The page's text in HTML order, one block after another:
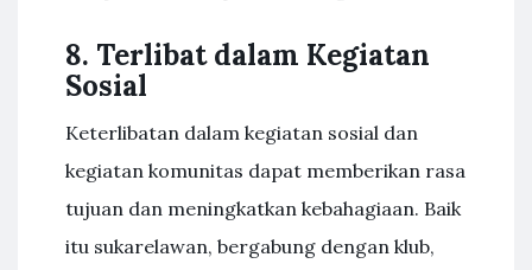
8. Terlibat dalam Kegiatan
Sosial
Keterlibatan dalam kegiatan sosial dan
kegiatan komunitas dapat memberikan rasa
tujuan dan meningkatkan kebahagiaan. Baik
itu sukarelawan, bergabung dengan klub,